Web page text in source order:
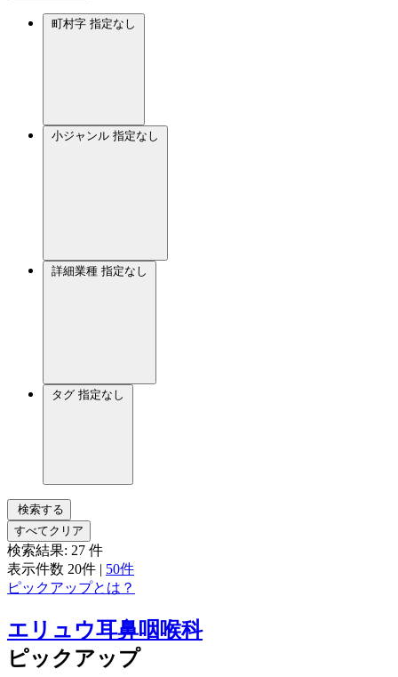
町村字 指定なし
小ジャンル 指定なし
詳細業種 指定なし
タグ 指定なし
検索する
すべてクリア
検索結果: 27 件
表示件数 20件 | 50件
ピックアップとは？
エリュウ耳鼻咽喉科
ピックアップ